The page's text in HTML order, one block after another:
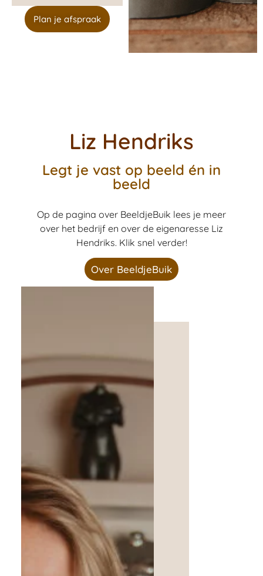
Plan je afspraak
Liz Hendriks
Legt je vast op beeld én in
beeld
Op de pagina over BeeldjeBuik lees je meer
over het bedrijf en over de eigenaresse Liz
Hendriks. Klik snel verder!
Over BeeldjeBuik